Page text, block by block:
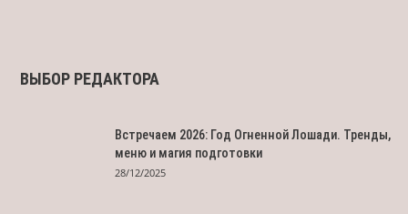
ВЫБОР РЕДАКТОРА
Встречаем 2026: Год Огненной Лошади. Тренды,
меню и магия подготовки
28/12/2025